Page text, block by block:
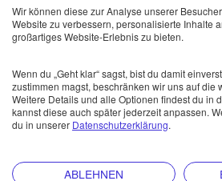
Wir können diese zur Analyse unserer
Website zu verbessern, personalisierte Inhalte
großartiges Website-Erlebnis zu bieten.
Wenn du „Geht klar“ sagst, bist du damit
zustimmen magst, beschränken wir uns auf die
Weitere Details und alle Optionen findest du in
kannst diese auch später jederzeit anpassen.
du in unserer Datenschutzerklärung.
ABLEHNEN